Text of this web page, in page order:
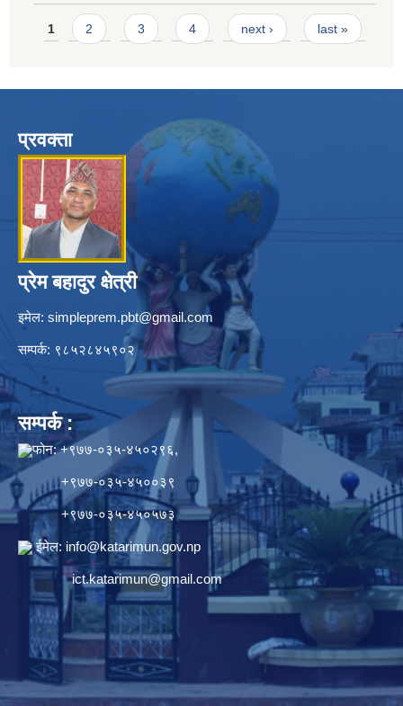
Pages
1 2 3 4 next › last »
प्रवक्ता
प्रेम बहादुर क्षेत्री
इमेल: simpleprem.pbt@gmail.com
सम्पर्क: ९८५२८४५९०२
सम्पर्क :
फोन: +९७७-०३५-४५०२९६,
+९७७-०३५-४५००३९
+९७७-०३५-४५०५७३
ईमेल: info@katarimun.gov.np
ict.katarimun@gmail.com